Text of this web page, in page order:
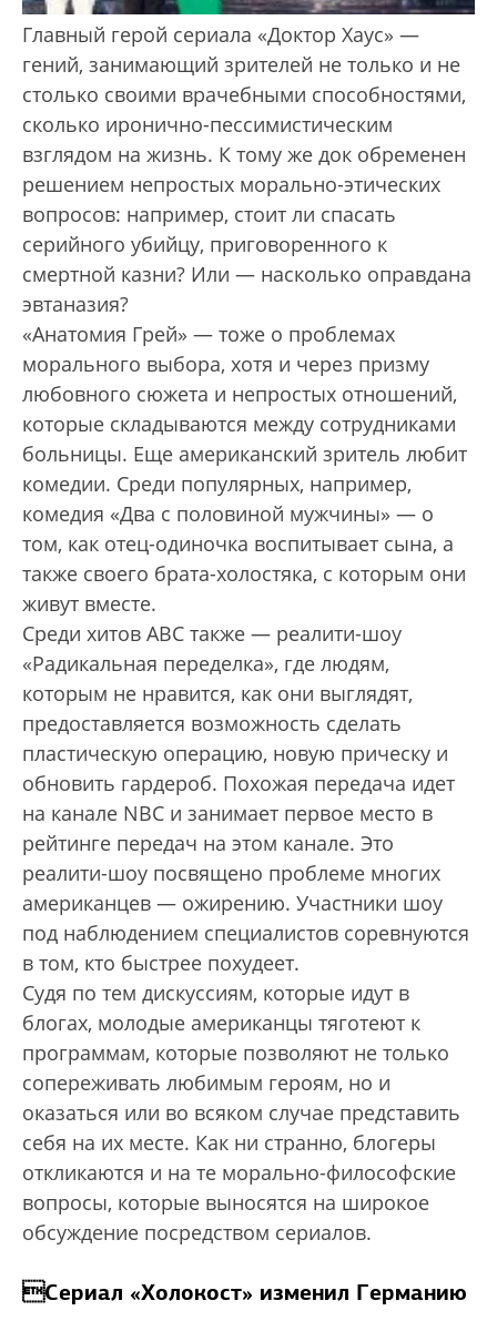
Главный герой сериала «Доктор Хаус» —
гений, занимающий зрителей не только и не
столько своими врачебными способностями,
сколько иронично-пессимистическим
взглядом на жизнь. К тому же док обременен
решением непростых морально-этических
вопросов: например, стоит ли спасать
серийного убийцу, приговоренного к
смертной казни? Или — насколько оправдана
эвтаназия?
«Анатомия Грей» — тоже о проблемах
морального выбора, хотя и через призму
любовного сюжета и непростых отношений,
которые складываются между сотрудниками
больницы. Еще американский зритель любит
комедии. Среди популярных, например,
комедия «Два с половиной мужчины» — о
том, как отец-одиночка воспитывает сына, а
также своего брата-холостяка, с которым они
живут вместе.
Среди хитов ABC также — реалити-шоу
«Радикальная переделка», где людям,
которым не нравится, как они выглядят,
предоставляется возможность сделать
пластическую операцию, новую прическу и
обновить гардероб. Похожая передача идет
на канале NBC и занимает первое место в
рейтинге передач на этом канале. Это
реалити-шоу посвящено проблеме многих
американцев — ожирению. Участники шоу
под наблюдением специалистов соревнуются
в том, кто быстрее похудеет.
Судя по тем дискуссиям, которые идут в
блогах, молодые американцы тяготеют к
программам, которые позволяют не только
сопереживать любимым героям, но и
оказаться или во всяком случае представить
себя на их месте. Как ни странно, блогеры
откликаются и на те морально-философские
вопросы, которые выносятся на широкое
обсуждение посредством сериалов.
Сериал «Холокост» изменил Германию